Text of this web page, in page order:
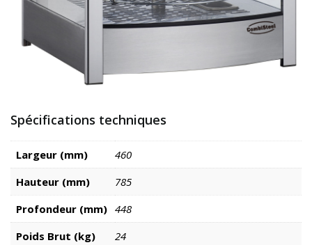
Spécifications techniques
Largeur (mm)
460
Hauteur (mm)
785
Profondeur (mm) 448
Poids Brut (kg)
24